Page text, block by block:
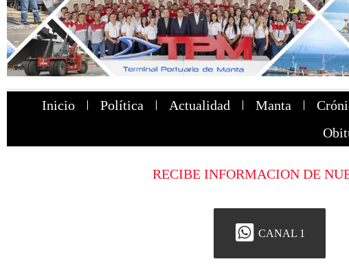
Inicio Política Actualidad Manta
RECIBE INFORMACION DE
CANAL 1